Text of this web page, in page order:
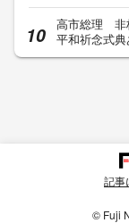
高市総理 非
平和祈念式
記事
© Fuji